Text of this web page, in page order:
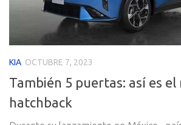
KIA OCTUBRE 7, 2023
También 5 puertas: así es el
hatchback